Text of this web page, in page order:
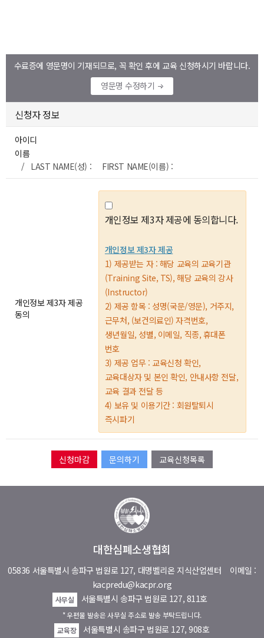
수료증에 영문명이 기재되므로, 꼭 확인 후에 교육 신청하시기 바랍니다.
영문명 수정하기
신청자 정보
아이디
이름
/ LAST NAME(성) : FIRST NAME(이름) :
개인정보 제3자 제공
동의
개인정보 제3자 제공에 동의합니다.
개인정보 제3자 제공
1) 제공받는 자 : 해당 교육의 교육기관
(Training Site, TS), 해당 교육의 강사
(Instructor)
2) 제공 항목 : 성명(국문/영문), 거주지,
근무처, (보건의료인) 자격번호,
생년월일, 성별, 이메일, 직종, 휴대폰
번호
3) 제공 업무 : 교육신청 확인,
교육대상자 및 본인 확인, 안내사항 전달,
교육 결과 전달 등
4) 보유 및 이용기간 : 회원탈퇴시
즉시파기
문의하기 교육신청목록
대한심폐소생협회
05836 서울특별시 송파구 법원로 127, 대명벨리온 지식산업센터 이메일 :
kacpredu@kacpr.org
사무실 서울특별시 송파구 법원로 127, 811호
* 우편물 발송은 사무실 주소로 발송 부탁드립니다.
교육장
서울특별시 송파구 법원로 127, 908호